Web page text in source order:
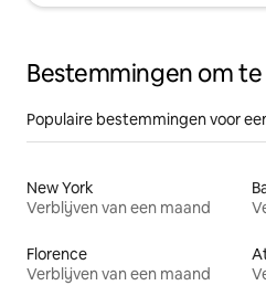
Bestemmingen om
Populaire bestemmingen voor
New York
Verblijven van een maand
Florence
Verblijven van een maand